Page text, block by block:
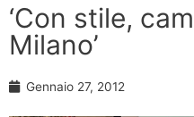
‘Con stile,
Milano’
Gennaio 27, 2012